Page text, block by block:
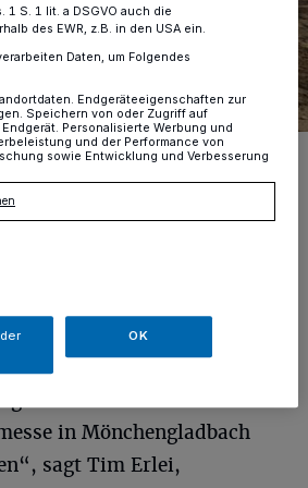
Mönchengladbach aufgrund der
jetzt freut sich die Branche,
auf dem Messegelände Nordpark
GmbH
dass wir nach zwei
in Mönchengladbach
sagt Tim Erlei,
1 S. 1 lit. a DSGVO auch die
des EWR, z.B. in den USA ein.
Daten, um Folgendes
Endgeräteeigenschaften zur
Speichern von oder Zugriff auf
Personalisierte Werbung und
und der Performance von
sowie Entwicklung und Verbesserung
OK